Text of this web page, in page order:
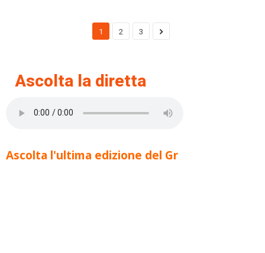
1 2 3
Ascolta la diretta
Ascolta l'ultima edizione del Gr